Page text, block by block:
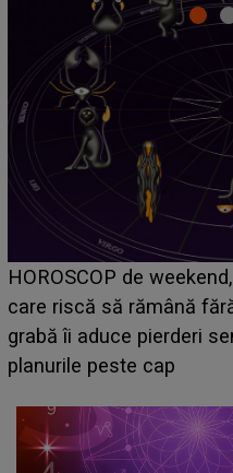
Emanuel a ținut
acum! În fața
face o
sa: "I-am spus și ei